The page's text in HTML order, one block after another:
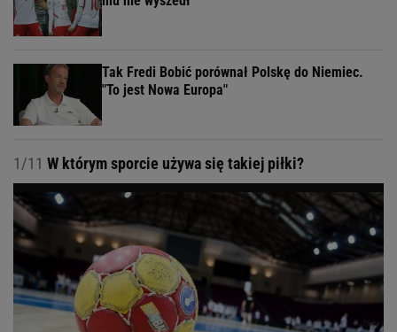
Tak Fredi Bobić porównał Polskę do Niemiec.
"To jest Nowa Europa"
1/11 W którym sporcie używa się takiej piłki?